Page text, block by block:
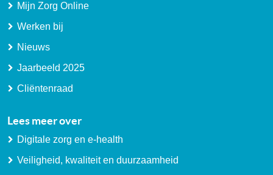
Mijn Zorg Online
Werken bij
Nieuws
Jaarbeeld 2025
Cliëntenraad
Lees meer over
Digitale zorg en e-health
Veiligheid, kwaliteit en duurzaamheid